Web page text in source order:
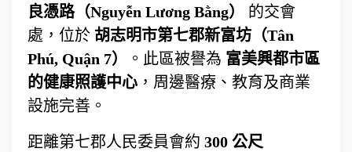
良憑路（Nguyễn Lương Bằng）
的交會
處，位於 胡志明市第七郡新富坊（Tân
Phú, Quận 7）
。此區被譽為 富美興都市區
的健康照護中心 ，周邊醫療、教育及商業
設施完善。
距離第七郡人民委員會約 300 公尺